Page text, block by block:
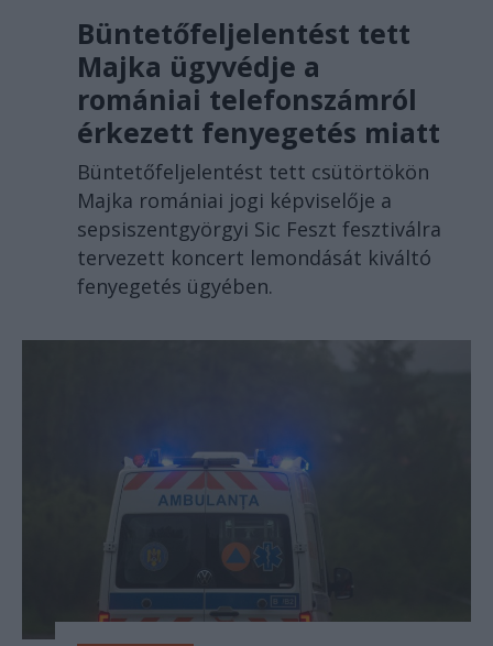
Büntetőfeljelentést tett
Majka ügyvédje a
romániai telefonszámról
érkezett fenyegetés miatt
Büntetőfeljelentést tett csütörtökön
Majka romániai jogi képviselője a
sepsiszentgyörgyi Sic Feszt fesztiválra
tervezett koncert lemondását kiváltó
fenyegetés ügyében.